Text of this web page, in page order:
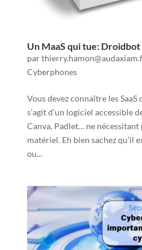
Un MaaS qui tue: Droidbot
par
Cyberphones
Vous devez connaître les
s’agit d’un logiciel accessible
Canva, Padlet… ne
matériel. Eh bien sachez qu’il
ou...